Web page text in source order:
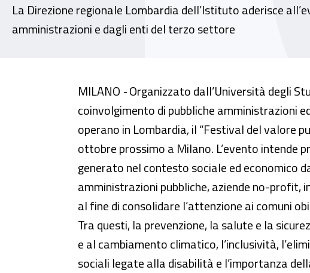
La Direzione regionale Lombardia dell’Istituto aderisce
amministrazioni e dagli enti del terzo settore
L’Inail al Festival del valore pubblico
MILANO -Organizzato dall’Università degli
coinvolgimento di pubbliche amministrazioni
operano in Lombardia,il “Festival del valore
ottobre prossimo a Milano. L’evento intende
generato nel contesto sociale ed economico
amministrazioni pubbliche, aziende no-profit,
al fine di consolidare l’attenzione ai comuni
Tra questi, la prevenzione, la salute e la
e al cambiamento climatico, l’inclusività,
sociali legate alla disabilità e l’importanza